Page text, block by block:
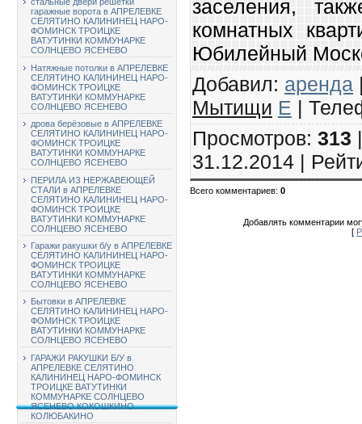
гаражные ворота в АПРЕЛЕВКЕ
СЕЛЯТИНО КАЛИНИНЕЦ НАРО-
ФОМИНСК ТРОИЦКЕ
ВАТУТИНКИ КОММУНАРКЕ
СОЛНЦЕВО ЯСЕНЕВО
Натяжные потолки в АПРЕЛЕВКЕ
СЕЛЯТИНО КАЛИНИНЕЦ НАРО-
ФОМИНСК ТРОИЦКЕ
ВАТУТИНКИ КОММУНАРКЕ
СОЛНЦЕВО ЯСЕНЕВО
дрова берёзовые в АПРЕЛЕВКЕ
СЕЛЯТИНО КАЛИНИНЕЦ НАРО-
ФОМИНСК ТРОИЦКЕ
ВАТУТИНКИ КОММУНАРКЕ
СОЛНЦЕВО ЯСЕНЕВО
ПЕРИЛА ИЗ НЕРЖАВЕЮЩЕЙ
СТАЛИ в АПРЕЛЕВКЕ
СЕЛЯТИНО КАЛИНИНЕЦ НАРО-
ФОМИНСК ТРОИЦКЕ
ВАТУТИНКИ КОММУНАРКЕ
СОЛНЦЕВО ЯСЕНЕВО
Гаражи ракушки б/у в АПРЕЛЕВКЕ
СЕЛЯТИНО КАЛИНИНЕЦ НАРО-
ФОМИНСК ТРОИЦКЕ
ВАТУТИНКИ КОММУНАРКЕ
СОЛНЦЕВО ЯСЕНЕВО
Бытовки в АПРЕЛЕВКЕ
СЕЛЯТИНО КАЛИНИНЕЦ НАРО-
ФОМИНСК ТРОИЦКЕ
ВАТУТИНКИ КОММУНАРКЕ
СОЛНЦЕВО ЯСЕНЕВО
ГАРАЖИ РАКУШКИ Б/У в
АПРЕЛЕВКЕ СЕЛЯТИНО
КАЛИНИНЕЦ НАРО-ФОМИНСК
ТРОИЦКЕ ВАТУТИНКИ
КОММУНАРКЕ СОЛНЦЕВО
ЯСЕНЕВО КОКОШКИНО
КОЛЮБАКИНО
заселения,
комнатных
Юбилейный
Добавил: аренда
Мытищи E |
Просмотров: 313
31.12.2014 |
Всего комментариев: 0
Добавлять комментарии
[